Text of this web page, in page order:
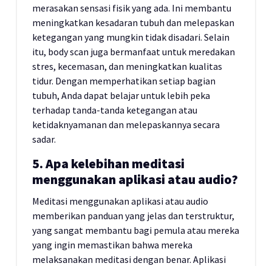
merasakan sensasi fisik yang ada. Ini membantu
meningkatkan kesadaran tubuh dan melepaskan
ketegangan yang mungkin tidak disadari. Selain
itu, body scan juga bermanfaat untuk meredakan
stres, kecemasan, dan meningkatkan kualitas
tidur. Dengan memperhatikan setiap bagian
tubuh, Anda dapat belajar untuk lebih peka
terhadap tanda-tanda ketegangan atau
ketidaknyamanan dan melepaskannya secara
sadar.
5. Apa kelebihan meditasi
menggunakan aplikasi atau audio?
Meditasi menggunakan aplikasi atau audio
memberikan panduan yang jelas dan terstruktur,
yang sangat membantu bagi pemula atau mereka
yang ingin memastikan bahwa mereka
melaksanakan meditasi dengan benar. Aplikasi